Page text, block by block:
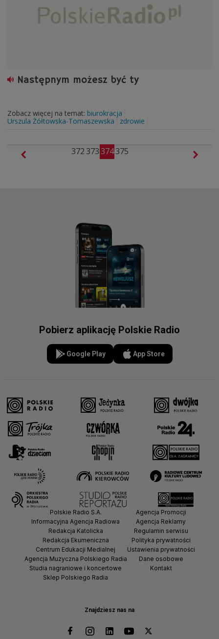
Następnym możesz być ty
Zobacz więcej na temat: biurokracja
Urszula Żółtowska-Tomaszewska
zdrowie
372 373374 375
Pobierz aplikację Polskie Radio
Google Play App Store
Znajdziesz nas na
Polskie Radio S.A.
Informacyjna Agencja Radiowa
Redakcja Katolicka
Redakcja Ekumeniczna
Centrum Edukacji Medialnej
Agencja Muzyczna Polskiego Radia
Studia nagraniowe i koncertowe
Sklep Polskiego Radia
Agencja Promocji
Agencja Reklamy
Regulamin serwisu
Polityka prywatności
Ustawienia prywatności
Dane osobowe
Kontakt